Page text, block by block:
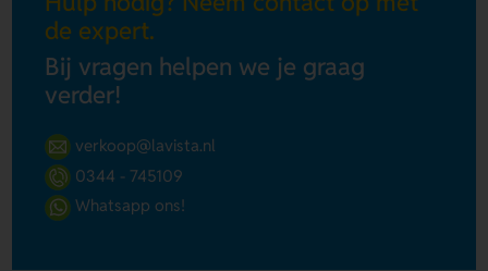
de expert.
Bij vragen helpen we je graag
verder!
verkoop@lavista.nl
0344 - 745109
Whatsapp ons!